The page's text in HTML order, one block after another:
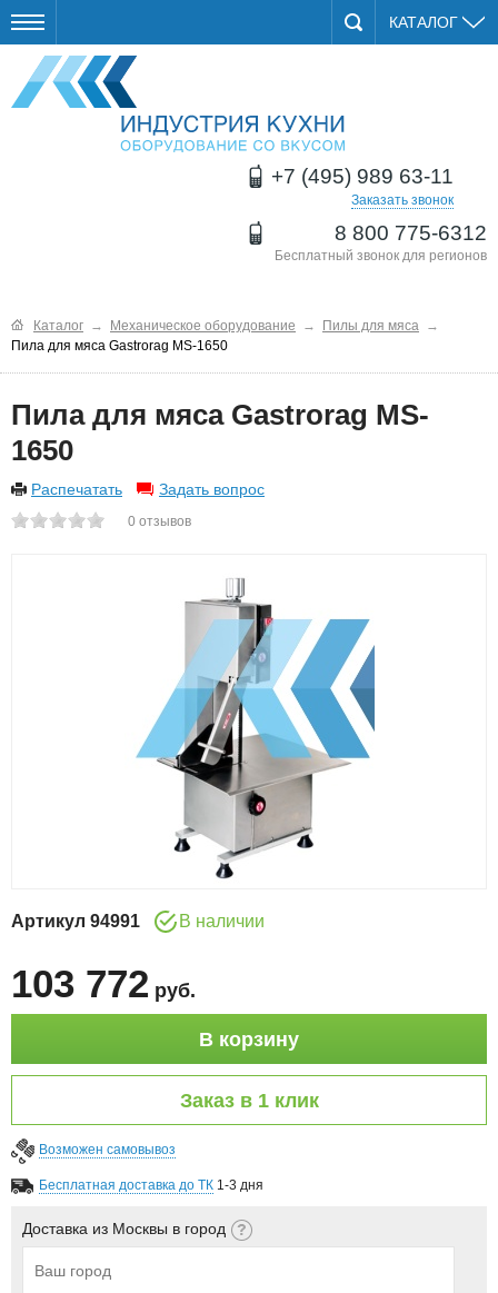
КАТАЛОГ
+7 (495) 989 63-11
Заказать звонок
8 800 775-6312
Бесплатный звонок для регионов
Каталог → Механическое оборудование → Пилы для мяса →
Пила для мяса Gastrorag MS-1650
Пила для мяса Gastrorag MS-
1650
Распечатать Задать вопрос
0 отзывов
Артикул 94991 В наличии
103 772 руб.
В корзину
Заказ в 1 клик
Возможен самовывоз
Бесплатная доставка до ТК 1-3 дня
Доставка из Москвы в город